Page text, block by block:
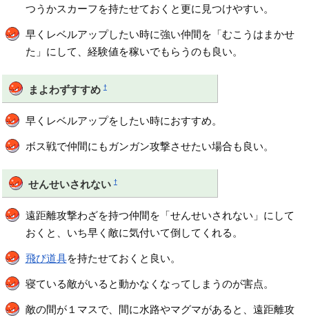
つうかスカーフを持たせておくと更に見つけやすい。
早くレベルアップしたい時に強い仲間を「むこうはまかせ
た」にして、経験値を稼いでもらうのも良い。
まよわずすすめ †
早くレベルアップをしたい時におすすめ。
ボス戦で仲間にもガンガン攻撃させたい場合も良い。
せんせいされない †
遠距離攻撃わざを持つ仲間を「せんせいされない」にして
おくと、いち早く敵に気付いて倒してくれる。
飛び道具を持たせておくと良い。
寝ている敵がいると動かなくなってしまうのが害点。
敵の間が１マスで、間に水路やマグマがあると、遠距離攻